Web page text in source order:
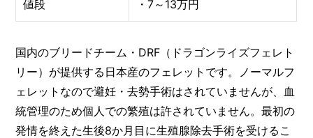
値段 ・7～13万円
国内のブリードチーム・DRF（ドラゴンライズフェレト
リー）が提供する日本産のフェレットです。ノーマルフ
ェレットなので避妊・去勢手術はされていませんが、血
統管理のため個人での繁殖は許されていません。最初の
発情を終えた生後8か月目に生殖腺除去手術を受けるこ